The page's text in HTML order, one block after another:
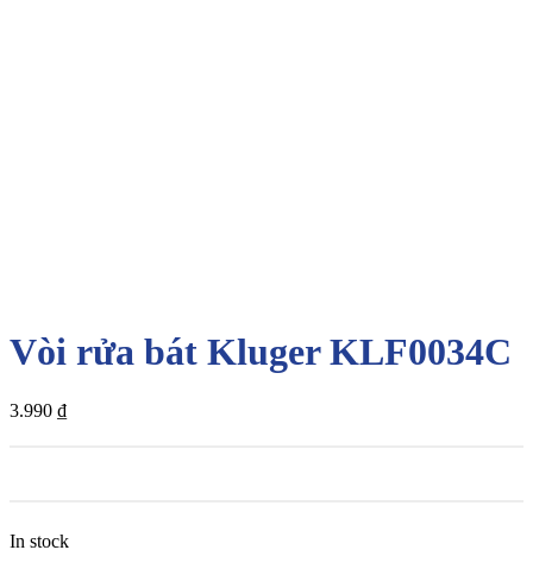
Vòi rửa bát Kluger KLF0034C
3.990 ₫
In stock